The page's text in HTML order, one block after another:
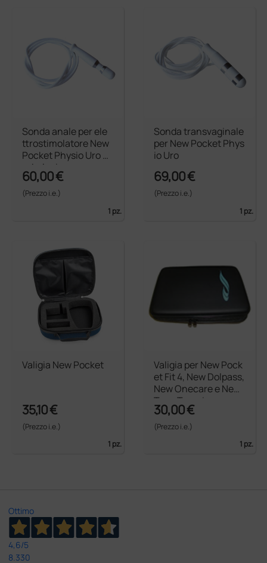
Sonda anale per ele
ttrostimolatore New
Pocket Physio Uro A
ndrologico
60,00 €
(Prezzo i.e.)
1 pz.
Sonda transvaginale
per New Pocket Phys
io Uro
69,00 €
(Prezzo i.e.)
1 pz.
Valigia New Pocket
35,10 €
(Prezzo i.e.)
1 pz.
Valigia per New Pock
et Fit 4, New Dolpass,
New Onecare e New
Tens Terapix
30,00 €
(Prezzo i.e.)
1 pz.
Ottimo
4,6/5
8.330